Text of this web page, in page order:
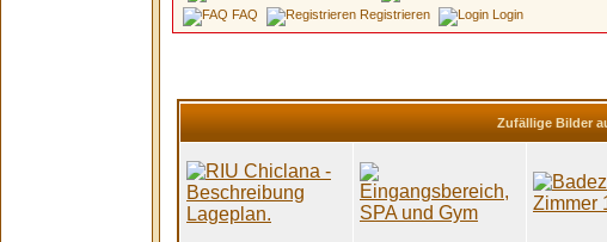
FAQ
Registrieren Login
Zufällige Bilder